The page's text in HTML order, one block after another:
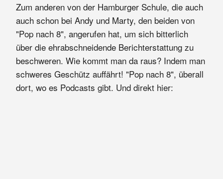
Zum anderen von der Hamburger Schule, die auch
auch schon bei Andy und Marty, den beiden von
"Pop nach 8", angerufen hat, um sich bitterlich
über die ehrabschneidende Berichterstattung zu
beschweren. Wie kommt man da raus? Indem man
schweres Geschütz auffährt! "Pop nach 8", überall
dort, wo es Podcasts gibt. Und direkt hier: